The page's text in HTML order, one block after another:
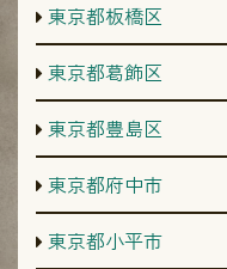
東京都板橋区
東京都葛飾区
東京都豊島区
東京都府中市
東京都小平市